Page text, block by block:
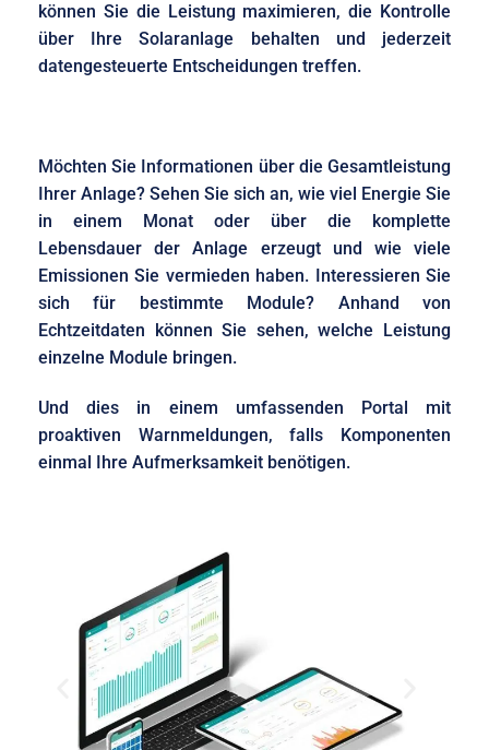
können Sie die Leistung maximieren, die Kontrolle
über Ihre Solaranlage behalten und jederzeit
datengesteuerte Entscheidungen treffen.
Möchten Sie Informationen über die Gesamtleistung
Ihrer Anlage? Sehen Sie sich an, wie viel Energie Sie
in einem Monat oder über die komplette
Lebensdauer der Anlage erzeugt und wie viele
Emissionen Sie vermieden haben. Interessieren Sie
sich für bestimmte Module? Anhand von
Echtzeitdaten können Sie sehen, welche Leistung
einzelne Module bringen.
Und dies in einem umfassenden Portal mit
proaktiven Warnmeldungen, falls Komponenten
einmal Ihre Aufmerksamkeit benötigen.